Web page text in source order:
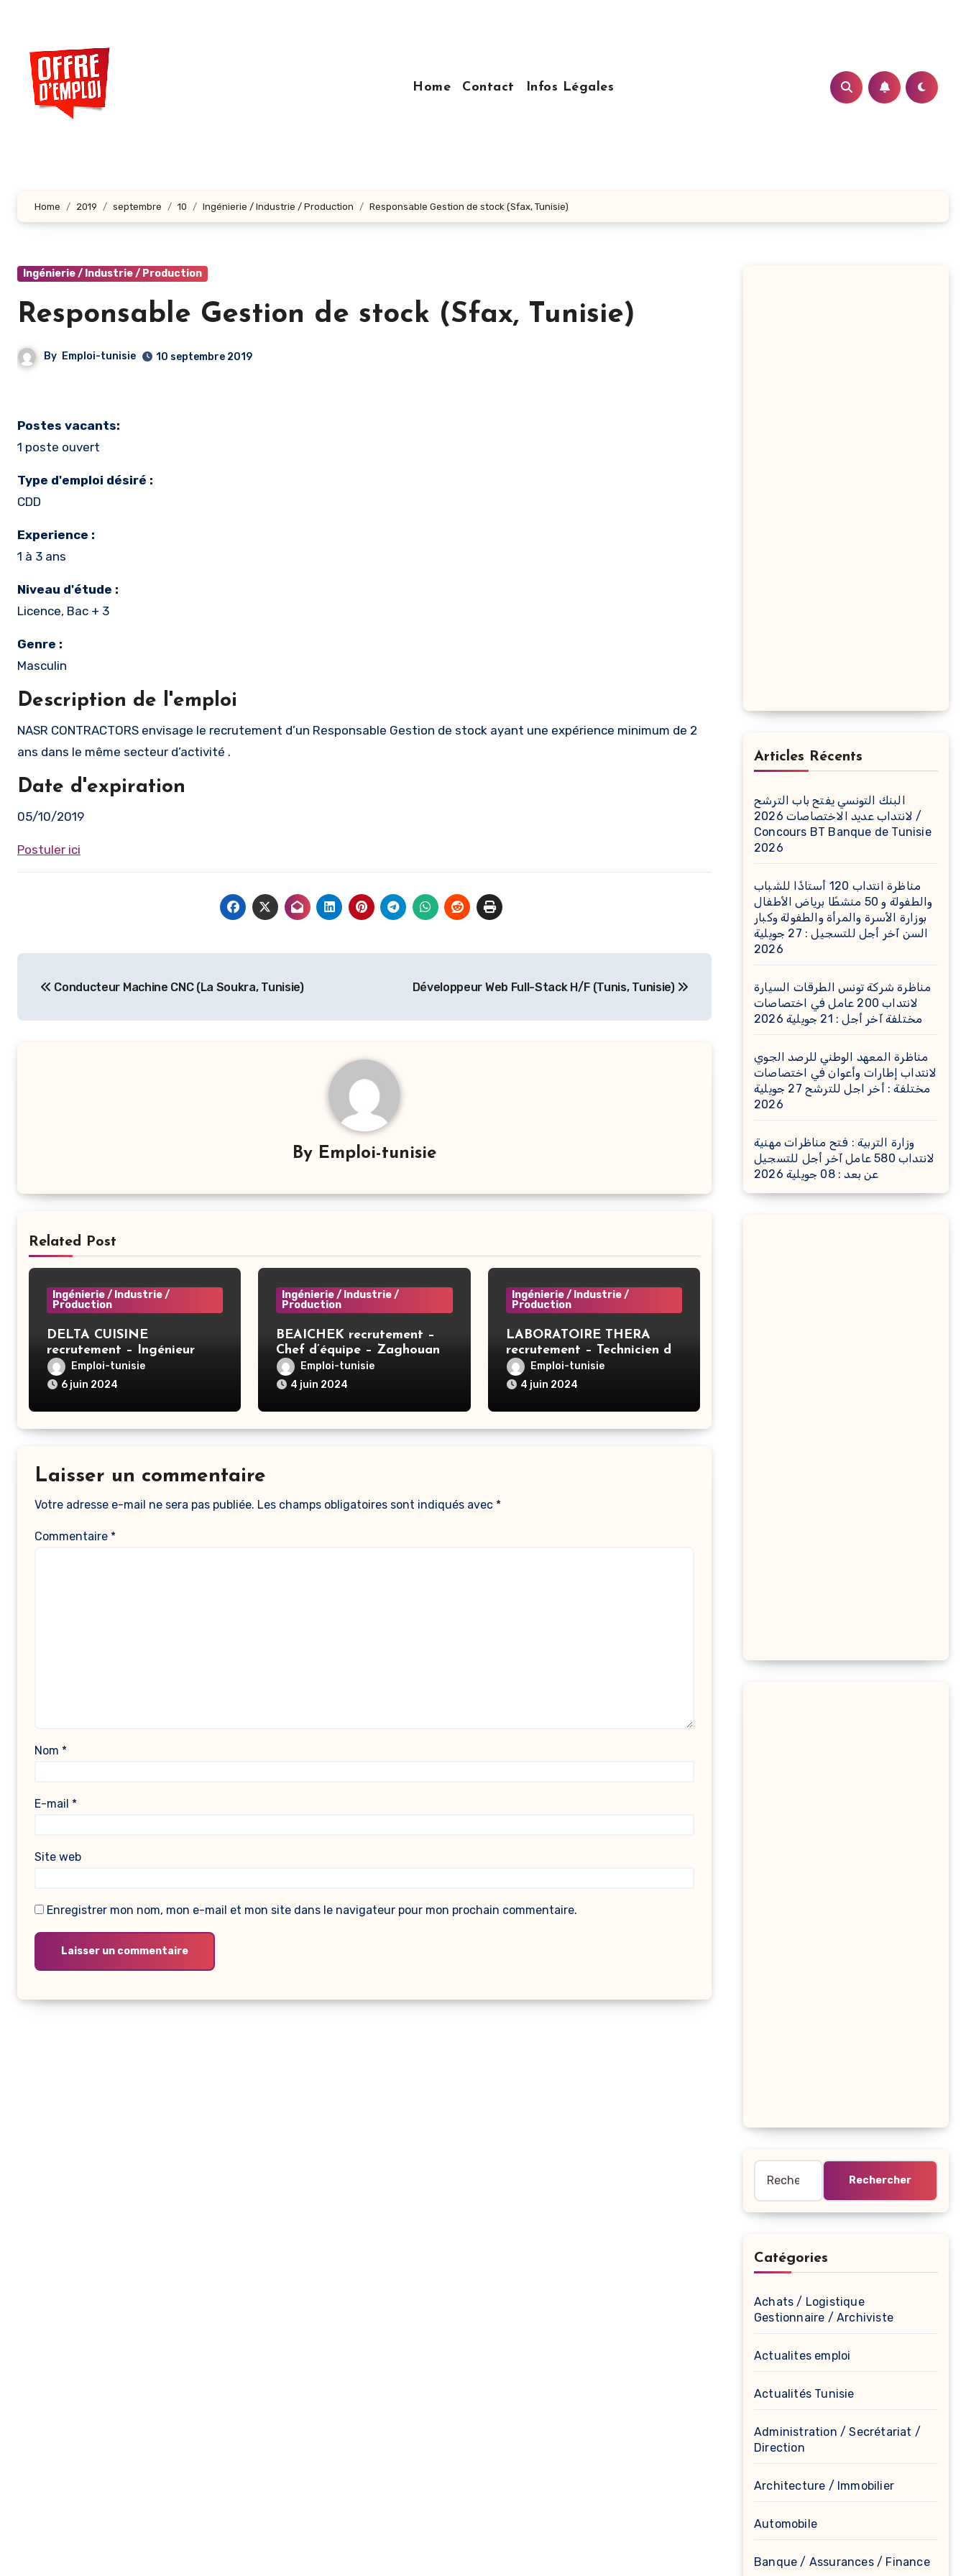
contenu
principal
Home
Contact Infos Légales
Home 2019 septembre 10 Ingénierie / Industrie / Production Responsable Gestion de stock (Sfax, Tunisie)
Ingénierie / Industrie / Production
Responsable Gestion de stock (Sfax, Tunisie)
By Emploi-tunisie 10 septembre 2019
Postes vacants:
1 poste ouvert
Type d'emploi désiré :
CDD
Experience :
1 à 3 ans
Niveau d'étude :
Licence, Bac + 3
Genre :
Masculin
Description de l'emploi
NASR CONTRACTORS envisage le recrutement d’un Responsable Gestion de stock ayant une expérience minimum de 2
ans dans le même secteur d’activité .
Date d'expiration
05/10/2019
Postuler ici
de
l’article
Conducteur Machine CNC (La Soukra, Tunisie) Développeur Web Full-Stack H/F (Tunis, Tunisie)
By Emploi-tunisie
Related Post
Ingénierie / Industrie /
Production
DELTA CUISINE
recrutement – Ingénieur
informatique – Ben Arous
Emploi-tunisie
6 juin 2024
Ingénierie / Industrie /
Production
BEAICHEK recrutement –
Chef d’équipe – Zaghouan
Emploi-tunisie
4 juin 2024
Ingénierie / Industrie /
Production
LABORATOIRE THERA
recrutement – Technicien de
compression – Tunis
Emploi-tunisie
4 juin 2024
Laisser un commentaire
Votre adresse e-mail ne sera pas publiée. Les champs obligatoires sont indiqués avec *
Commentaire *
Nom *
E-mail *
Site web
Enregistrer mon nom, mon e-mail et mon site dans le navigateur pour mon prochain commentaire.
Articles Récents
البنك التونسي يفتح باب الترشح
لانتداب عديد الاختصاصات 2026 /
Concours BT Banque de Tunisie
2026
مناظرة انتداب 120 أستاذًا للشباب
والطفولة و 50 منشطًا برياض الأطفال
بوزارة الأسرة والمرأة والطفولة وكبار
السن آخر أجل للتسجيل : 27 جويلية
2026
مناظرة شركة تونس الطرقات السيارة
لانتداب 200 عامل في اختصاصات
مختلفة آخر أجل : 21 جويلية 2026
مناظرة المعهد الوطني للرصد الجوي
لانتداب إطارات وأعوان في اختصاصات
مختلفة : أخر اجل للترشح 27 جويلية
2026
وزارة التربية : فتح مناظرات مهنية
لانتداب 580 عامل آخر أجل للتسجيل
عن بعد : 08 جويلية 2026
Catégories
Achats / Logistique
Gestionnaire / Archiviste
Actualites emploi
Actualités Tunisie
Administration / Secrétariat /
Direction
Architecture / Immobilier
Automobile
Banque / Assurances / Finance